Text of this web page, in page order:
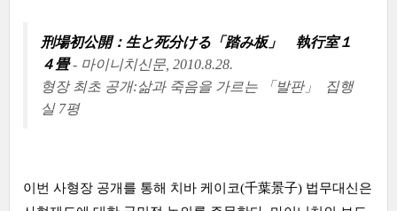
刑場初公開：生と死分ける「踏み板」 執行室１
４畳- 마이니치신문, 2010.8.28.
형장 최초 공개:삶과 죽음을 가르는 「발판」 집행
실 7평
이번 사형장 공개를 통해 치바 케이코(千葉景子) 법무대신은